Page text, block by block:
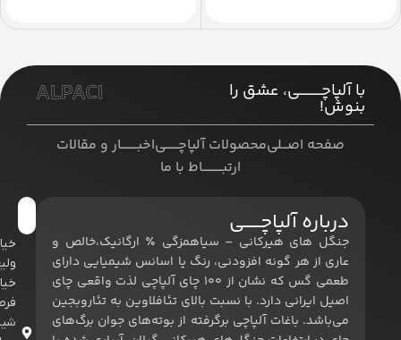
با آلپاچــــــــی، عشق را
بنوش! ALPACI
صفحه اصـــلیمحصولات آلپاچـــــــیاخبـــــــــار و مقالات
ارتبـــــــــــاط با ما
درباره آلپاچــــــی
جنگل های هیرکانی – سیاهمزگی ٪ ارگانیک،خالص و
عاری از هر گونه افزودنی، رنگ یا اسانس شیمیایی دارای
طعمی گس که نشان از 100 چای آلپاچی لذت واقعی چای
اصیل ایرانی دارد. با نسبت بالای تئافلاوین به تئاروبجین
می‌باشد. باغات آلپاچی برگرفته از بوته‌های جوان برگ‌های